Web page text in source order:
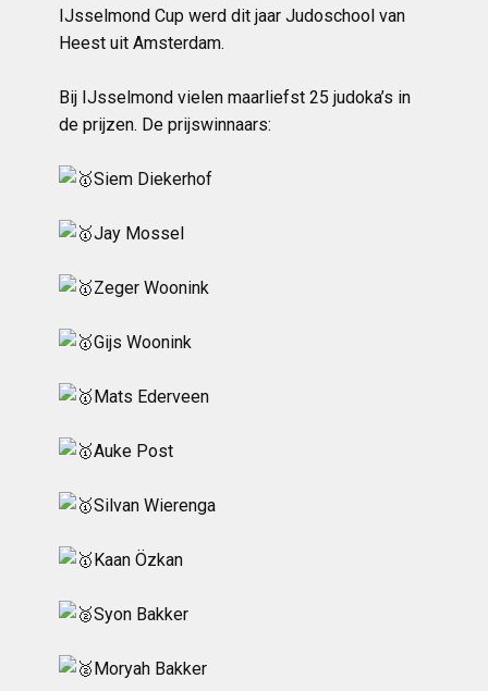
IJsselmond Cup werd dit jaar Judoschool van
Heest uit Amsterdam.
Bij IJsselmond vielen maarliefst 25 judoka’s in
de prijzen. De prijswinnaars:
Siem Diekerhof
Jay Mossel
Zeger Woonink
Gijs Woonink
Mats Ederveen
Auke Post
Silvan Wierenga
Kaan Özkan
Syon Bakker
Moryah Bakker